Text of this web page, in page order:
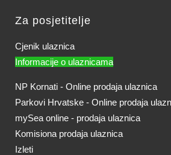
Za posjetitelje
Cjenik ulaznica
Informacije o ulaznicama
NP Kornati - Online prodaja ulaznica
Parkovi Hrvatske - Online prodaja
mySea online - prodaja ulaznica
Komisiona prodaja ulaznica
Izleti